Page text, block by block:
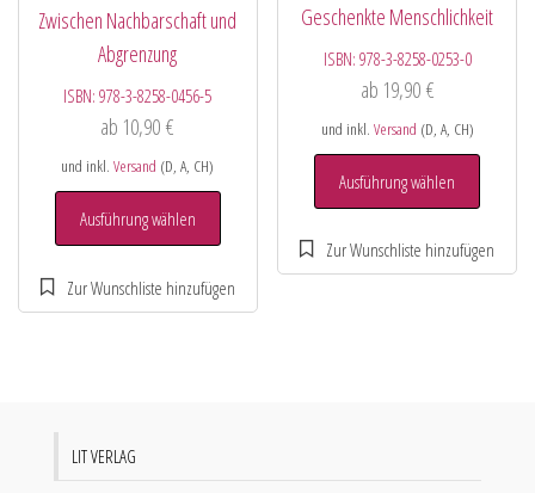
Zwischen Nachbarschaft und
Abgrenzung
ISBN:978-3-8258-0456-5
ab 10,90€
und inkl.Versand (D, A, CH)
Ausführung wählen
Geschenkte Menschlichkeit
ISBN: 978-3-8258-0253-0
ab 19,90 €
und inkl. Versand (D, A, CH)
Ausführung wählen
LIT VERLAG